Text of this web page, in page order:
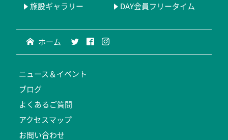
施設ギャラリー DAY会員フリータイム
ホーム
ニュース＆イベント
ブログ
よくあるご質問
アクセスマップ
お問い合わせ